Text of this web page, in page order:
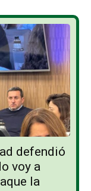
defendió
voy a
la